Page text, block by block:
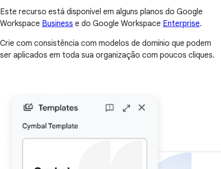
Este recurso está disponível em alguns planos do Google
Workspace Business e do Google Workspace Enterprise.
Crie com consistência com modelos de domínio que podem
ser aplicados em toda sua organização com poucos cliques.